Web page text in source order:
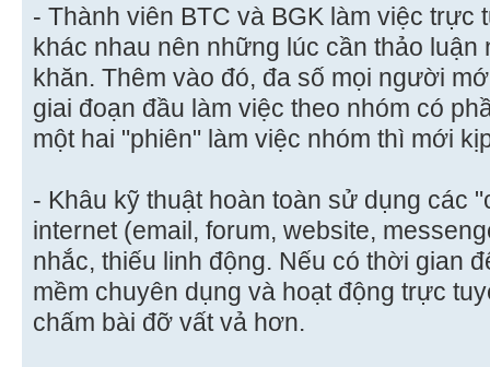
- Thành viên BTC và BGK làm việc trực
khác nhau nên những lúc cần thảo luận
khăn. Thêm vào đó, đa số mọi người
giai đoạn đầu làm việc theo nhóm có
một hai "phiên" làm việc nhóm thì mới
- Khâu kỹ thuật hoàn toàn sử dụng các
internet (email, forum, website,
nhắc, thiếu linh động. Nếu có thời gian
mềm chuyên dụng và hoạt động trực
chấm bài đỡ vất vả hơn.